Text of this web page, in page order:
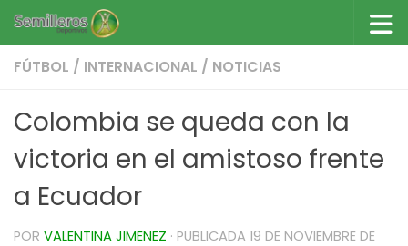
Saltar al contenido
FÚTBOL / INTERNACIONAL / NOTICIAS
Colombia se queda con la
victoria en el amistoso frente
a Ecuador
POR VALENTINA JIMENEZ · PUBLICADA 19 DE NOVIEMBRE DE